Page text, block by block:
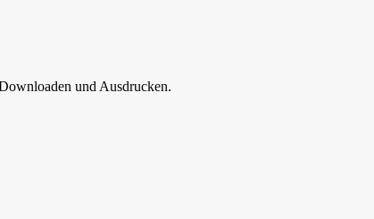
und Ausdrucken.